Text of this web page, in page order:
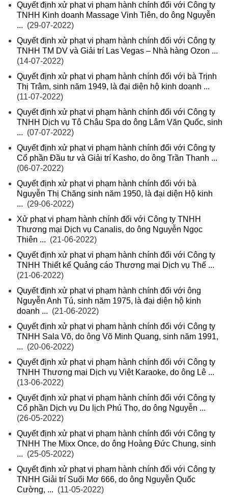
Quyết định xử phạt vi phạm hành chính đối với Công ty
TNHH Kinh doanh Massage Vinh Tiên, do ông Nguyễn
... (29-07-2022)
Quyết định xử phạt vi phạm hành chính đối với Công ty
TNHH TM DV và Giải trí Las Vegas – Nhà hàng Ozon ...
(14-07-2022)
Quyết định xử phạt vi phạm hành chính đối với bà Trịnh
Thị Trâm, sinh năm 1949, là đại diện hộ kinh doanh ...
(11-07-2022)
Quyết định xử phạt vi phạm hành chính đối với Công ty
TNHH Dịch vụ Tô Châu Spa do ông Lâm Văn Quốc, sinh
... (07-07-2022)
Quyết định xử phạt vi phạm hành chính đối với Công ty
Cổ phần Đầu tư và Giải trí Kasho, do ông Trần Thanh ...
(06-07-2022)
Quyết định xử phạt vi phạm hành chính đối với bà
Nguyễn Thị Chăng sinh năm 1950, là đại diện Hộ kinh
... (29-06-2022)
Xử phạt vi phạm hành chính đối với Công ty TNHH
Thương mại Dịch vụ Canalis, do ông Nguyễn Ngọc
Thiên ... (21-06-2022)
Quyết định xử phạt vi phạm hành chính đối với Công ty
TNHH Thiết kế Quảng cáo Thương mại Dịch vụ Thế ...
(21-06-2022)
Quyết định xử phạt vi phạm hành chính đối với ông
Nguyễn Anh Tú, sinh năm 1975, là đại diện hộ kinh
doanh ... (21-06-2022)
Quyết định xử phạt vi phạm hành chính đối với Công ty
TNHH Sala Võ, do ông Võ Minh Quang, sinh năm 1991,
... (20-06-2022)
Quyết định xử phạt vi phạm hành chính đối với Công ty
TNHH Thương mại Dịch vụ Việt Karaoke, do ông Lê ...
(13-06-2022)
Quyết định xử phạt vi phạm hành chính đối với Công ty
Cổ phần Dịch vụ Du lịch Phú Thọ, do ông Nguyễn ...
(26-05-2022)
Quyết định xử phạt vi phạm hành chính đối với Công ty
TNHH The Mixx Once, do ông Hoàng Đức Chung, sinh
... (25-05-2022)
Quyết định xử phạt vi phạm hành chính đối với Công ty
TNHH Giải trí Suối Mơ 666, do ông Nguyễn Quốc
Cường, ... (11-05-2022)